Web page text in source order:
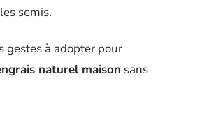
semis.
gestes à adopter pour
naturel maison sans